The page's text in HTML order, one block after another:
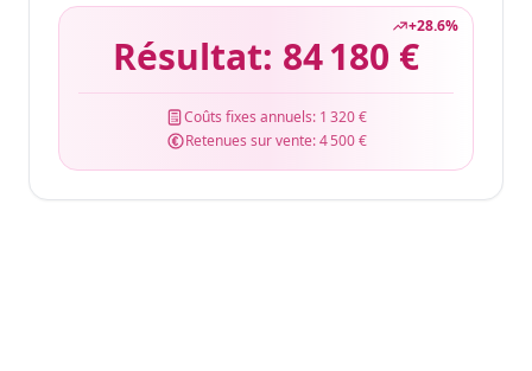
+28.6%
Résultat: 84 180 €
Coûts fixes annuels: 1 320 €
Retenues sur vente:4 500 €